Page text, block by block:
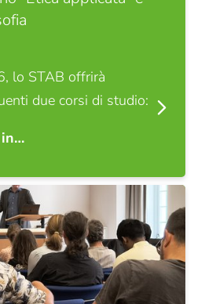
lo STAB offrirà
due corsi di studio:
in…